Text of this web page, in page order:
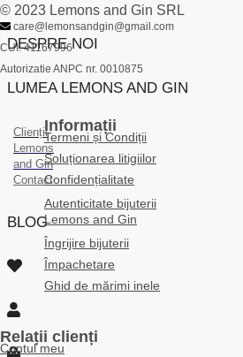
DESPRE NOI
LUMEA LEMONS AND GIN
Clienții
Lemons
and Gin
Contact
BLOG
© 2023 Lemons and Gin SRL
care@lemonsandgin@gmail.com
CUI: 41167996
Autorizatie ANPC nr. 0010875
Informații
Termeni și Condiții
Soluționarea litigiilor
Confidențialitate
Autenticitate bijuterii
Lemons and Gin
Îngrijire bijuterii
Împachetare
Ghid de mărimi inele
Relații clienți
Contul meu